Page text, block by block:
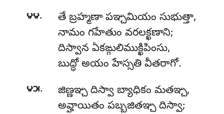
౪౪.
తే బ్రహ్మణా పఞ్చమియం సుభుత్తా,
నామం గహేతుం వరలక్ఖణాని;
దిస్వాన ఏకఙ్గులిముక్ఖిపింసు,
బుద్ధో అయం హేస్సతి వీతరాగో.
౪౫.
జిణ్ణఞ్చ దిస్వా బ్యాధికం మతఞ్చ,
అవ్హాయితం పబ్బజితఞ్చ దిస్వా;